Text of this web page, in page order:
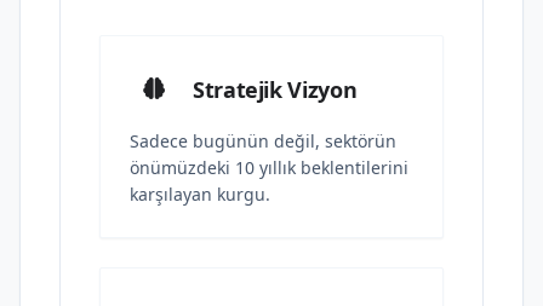
Stratejik Vizyon
Sadece bugünün değil, sektörün
önümüzdeki 10 yıllık beklentilerini
karşılayan kurgu.